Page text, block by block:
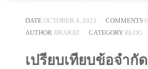
DATE OCTOBER 4, 2023 COMMENTS 0
AUTHOR JIRARAT CATEGORY BLOG
เปรียบเทียบข้อจำกัด